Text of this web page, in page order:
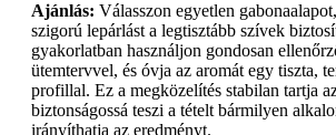
Ajánlás: Válasszon egyetlen
szigorú lepárlást a legtisztább szívek
gyakorlatban használjon gondosan
ütemtervvel, és óvja az aromát egy tiszta,
profillal. Ez a megközelítés stabilan tartja
biztonságossá teszi a tételt bármilyen
irányíthatja az eredményt.